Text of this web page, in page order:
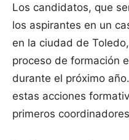
Los candidatos, que
los aspirantes en un
en la ciudad de
proceso de formación
durante el próximo
estas acciones
primeros